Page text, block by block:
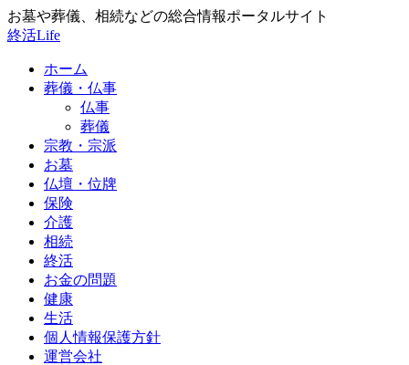
お墓や葬儀、相続などの総合情報ポータルサイト
終活Life
ホーム
葬儀・仏事
仏事
葬儀
宗教・宗派
お墓
仏壇・位牌
保険
介護
相続
終活
お金の問題
健康
生活
個人情報保護方針
運営会社